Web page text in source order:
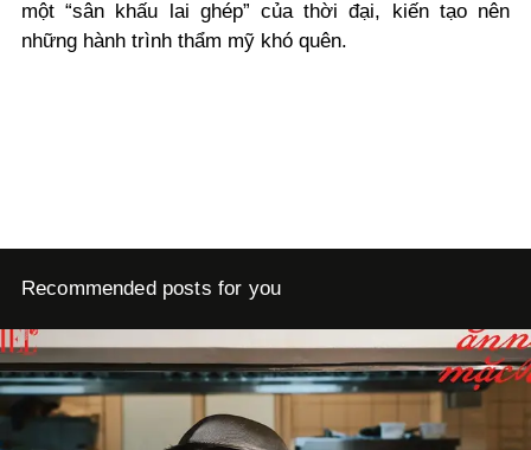
một “sân khấu lai ghép” của thời đại, kiến tạo nên
những hành trình thẩm mỹ khó quên.
Recommended posts for you